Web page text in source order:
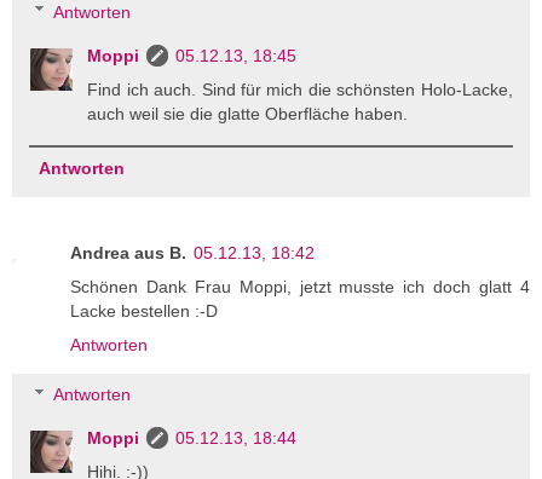
Antworten
Moppi
05.12.13, 18:45
Find ich auch. Sind für mich die schönsten Holo-Lacke,
auch weil sie die glatte Oberfläche haben.
Antworten
Andrea aus B. 05.12.13, 18:42
Schönen Dank Frau Moppi, jetzt musste ich doch glatt 4
Lacke bestellen :-D
Antworten
Antworten
Moppi
05.12.13, 18:44
Hihi. :-))